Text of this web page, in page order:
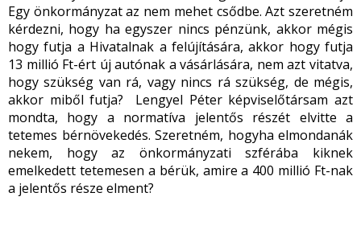
Egy önkormányzat az nem mehet csődbe. Azt szeretném
kérdezni, hogy ha egyszer nincs pénzünk, akkor mégis
hogy futja a Hivatalnak a felújítására, akkor hogy futja
13 millió Ft-ért új autónak a vásárlására, nem azt vitatva,
hogy szükség van rá, vagy nincs rá szükség, de mégis,
akkor miből futja? Lengyel Péter képviselőtársam azt
mondta, hogy a normatíva jelentős részét elvitte a
tetemes bérnövekedés. Szeretném, hogyha elmondanák
nekem, hogy az önkormányzati szférába kiknek
emelkedett tetemesen a bérük, amire a 400 millió Ft-nak
a jelentős része elment?